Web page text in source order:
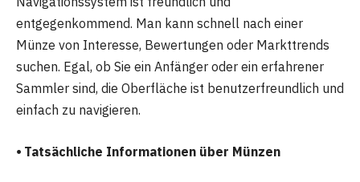
entgegenkommend. Man kann schnell nach einer
Münze von Interesse, Bewertungen oder Markttrends
suchen. Egal, ob Sie ein Anfänger oder ein erfahrener
Sammler sind, die Oberfläche ist benutzerfreundlich und
einfach zu navigieren.
⦁ Tatsächliche Informationen über Münzen